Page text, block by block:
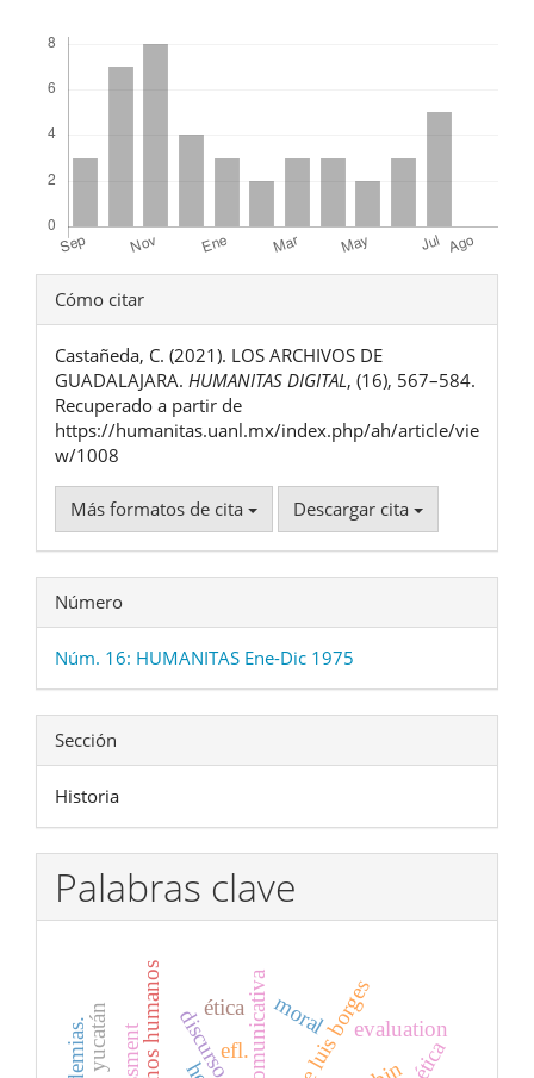
Detalles
del
artículo
Cómo citar
Castañeda, C. (2021). LOS ARCHIVOS DE
GUADALAJARA. HUMANITAS DIGITAL, (16), 567–584.
Recuperado a partir de
https://humanitas.uanl.mx/index.php/ah/article/vie
w/1008
Más formatos de cita Descargar cita
Número
Núm. 16: HUMANITAS Ene-Dic 1975
Sección
Historia
Palabras clave
discurso jorge luis borges
ética moral evaluation
efl.